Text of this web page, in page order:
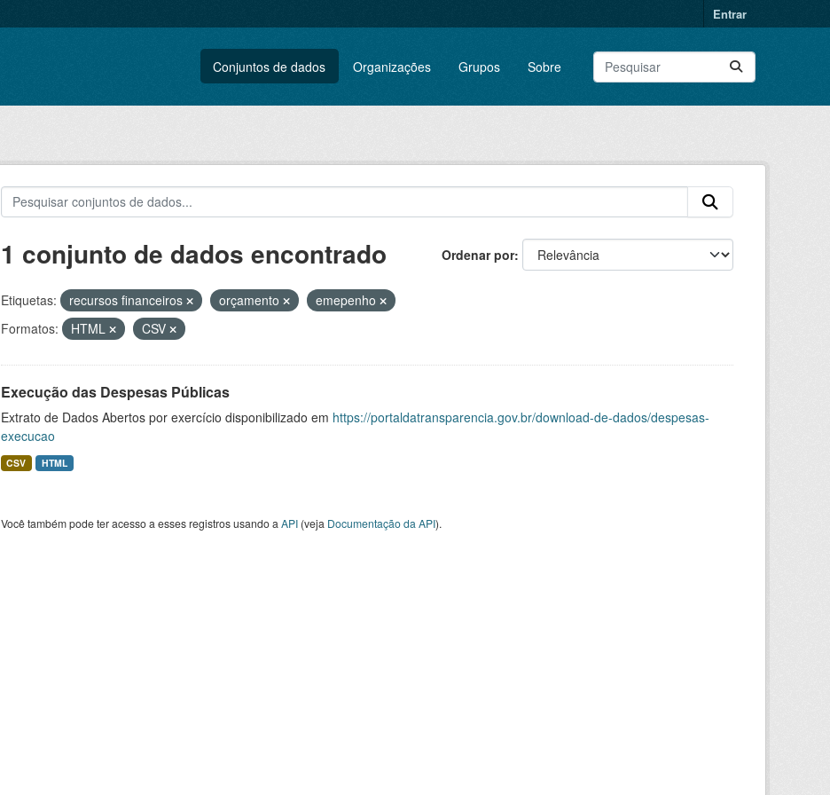
Entrar
Conjuntos de dados Organizações Grupos Sobre
Ordenar por
1 conjunto de dados encontrado
Etiquetas: recursos financeiros orçamento
emepenho
Formatos:
HTML CSV
Execução das Despesas Públicas
Extrato de Dados Abertos por exercício disponibilizado em https://portaldatransparencia.gov.br/download-de-dados/despesas-
execucao
CSV HTML
Você também pode ter acesso a esses registros usando a API(veja Documentação da API).